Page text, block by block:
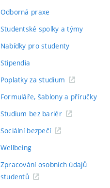
Odborná praxe
Studentské spolky a týmy
Nabídky pro studenty
Stipendia
Poplatky za studium
Formuláře, šablony a příručky
Studium bez bariér
Sociální bezpečí
Wellbeing
Zpracování osobních údajů
studentů